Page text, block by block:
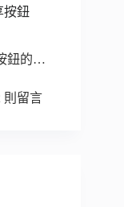
按鈕
鈕的…
則留言